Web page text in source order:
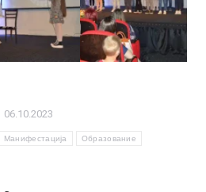
06.10.2023
Манифестација Образование